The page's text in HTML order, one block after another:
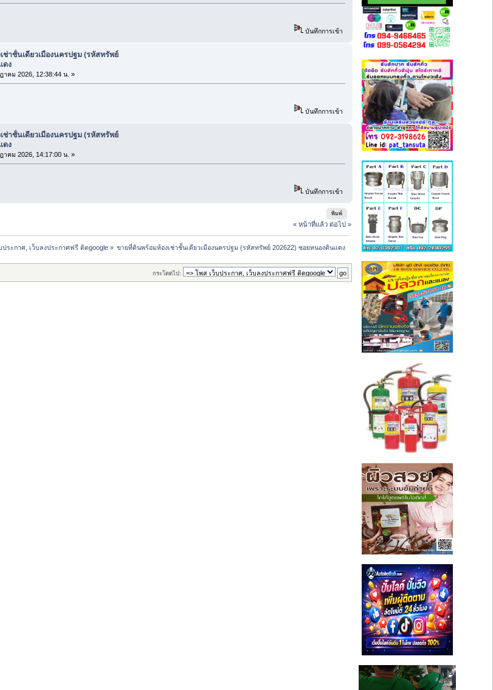
บันทึกการเข้า
าชั้นเดียวเมืองนครปฐม (รหัสทรัพย์
ดง
าคม 2026, 12:38:44 น. »
บันทึกการเข้า
าชั้นเดียวเมืองนครปฐม (รหัสทรัพย์
ดง
าคม 2026, 14:17:00 น. »
บันทึกการเข้า
พิมพ์
« หน้าที่แล้ว ต่อไป »
ประกาศ, เว็บลงประกาศฟรี ติดgoogle» ขายที่ดินพร้อมห้องเช่าชั้นเดียวเมืองนครปฐม (รหัสทรัพย์ 202622) ซอยหนองดินแดง
กระโดดไป: